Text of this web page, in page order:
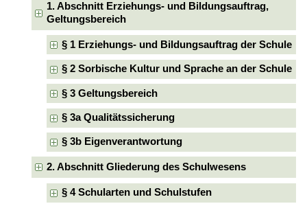
1. Abschnitt Erziehungs- und Bildungsauftrag,
Geltungsbereich
§ 1 Erziehungs- und Bildungsauftrag der Schule
§ 2 Sorbische Kultur und Sprache an der Schule
§ 3 Geltungsbereich
§ 3a Qualitätssicherung
§ 3b Eigenverantwortung
2. Abschnitt Gliederung des Schulwesens
§ 4 Schularten und Schulstufen